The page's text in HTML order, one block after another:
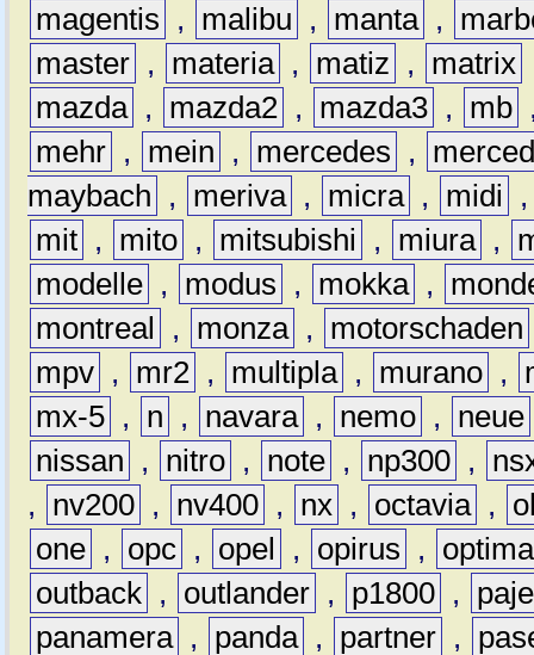
magentis
, malibu , manta ,
master , materia , matiz , matrix
mazda , mazda2 , mazda3 , mb
mehr , mein , mercedes ,
maybach
, meriva , micra , midi
mit , mito , mitsubishi , miura ,
modelle , modus , mokka ,
montreal
, monza , motorschaden
mpv , mr2 , multipla , murano ,
mx-5 , n , navara , nemo , neue
nissan
, nitro , note , np300 ,
,
nv200 , nv400 , nx , octavia ,
one , opc , opel , opirus ,
optima
outback , outlander , p1800 ,
panamera , panda , partner ,